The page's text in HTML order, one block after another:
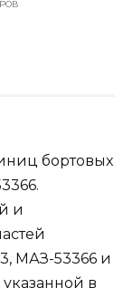
бортовых
и
МАЗ-53366 и
в